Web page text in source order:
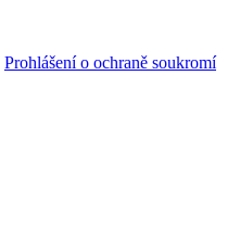
Prohlášení o ochraně soukromí